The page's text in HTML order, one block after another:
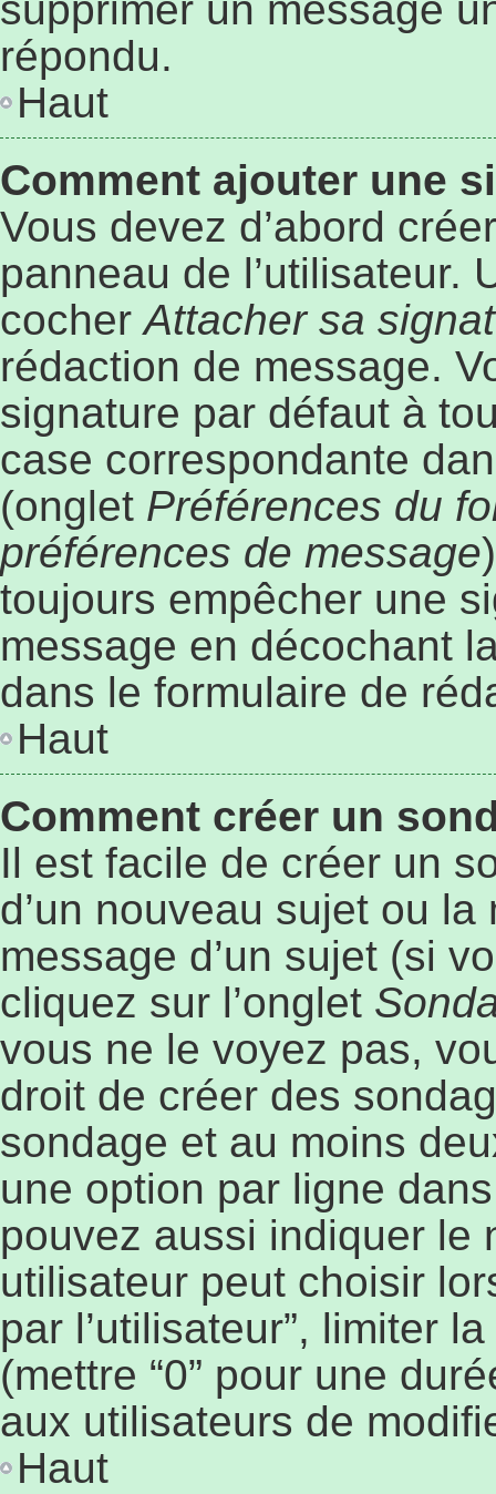
répondu.
Haut
Comment ajouter une
Vous devez d’abord
panneau de l’utilisateur.
cocherAttacher sa
rédaction de message.
signature par défaut à
case correspondante
(onglet Préférences du
préférences de message
toujours empêcher une
message en décochant
dans le formulaire de
Haut
Comment créer un
Il est facile de créer un
d’un nouveau sujet ou
message d’un sujet (si
cliquez sur l’onglet
vous ne le voyez pas,
droit de créer des
sondage et au moins
une option par ligne
pouvez aussi indiquer le
utilisateur peut choisir
par l’utilisateur”, limiter
(mettre “0” pour une
aux utilisateurs de
Haut